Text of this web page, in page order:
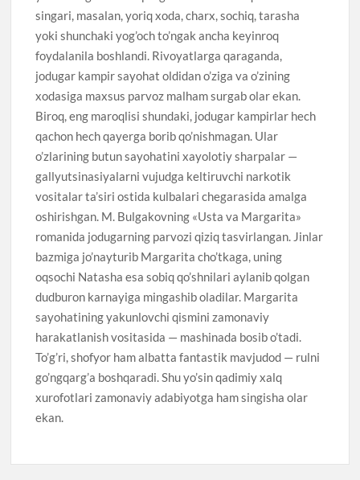
singari, masalan, yoriq xoda, charx, sochiq, tarasha
yoki shunchaki yog’och to’ngak ancha keyinroq
foydalanila boshlandi. Rivoyatlarga qaraganda,
jodugar kampir sayohat oldidan o’ziga va o’zining
xodasiga maxsus parvoz malham surgab olar ekan.
Biroq, eng maroqlisi shundaki, jodugar kampirlar hech
qachon hech qayerga borib qo’nishmagan. Ular
o’zlarining butun sayohatini xayolotiy sharpalar —
gallyutsinasiyalarni vujudga keltiruvchi narkotik
vositalar ta’siri ostida kulbalari chegarasida amalga
oshirishgan. M. Bulgakovning «Usta va Margarita»
romanida jodugarning parvozi qiziq tasvirlangan. Jinlar
bazmiga jo’nayturib Margarita cho’tkaga, uning
oqsochi Natasha esa sobiq qo’shnilari aylanib qolgan
dudburon karnayiga mingashib oladilar. Margarita
sayohatining yakunlovchi qismini zamonaviy
harakatlanish vositasida — mashinada bosib o’tadi.
To’g’ri, shofyor ham albatta fantastik mavjudod — rulni
go’ngqarg’a boshqaradi. Shu yo’sin qadimiy xalq
xurofotlari zamonaviy adabiyotga ham singisha olar
ekan.